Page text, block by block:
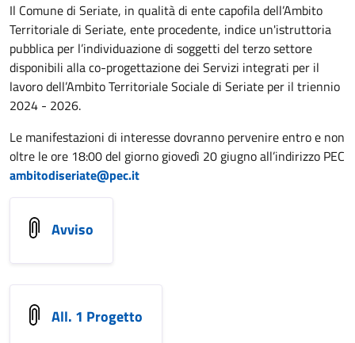
Il Comune di Seriate, in qualità di ente capofila dell’Ambito
Territoriale di Seriate, ente procedente, indice un'istruttoria
pubblica per l’individuazione di soggetti del terzo settore
disponibili alla co-progettazione dei Servizi integrati per il
lavoro dell’Ambito Territoriale Sociale di Seriate per il triennio
2024 - 2026.
Le manifestazioni di interesse dovranno pervenire entro e non
oltre le ore 18:00 del giorno giovedì 20 giugno all’indirizzo PEC
ambitodiseriate@pec.it
Avviso
All. 1 Progetto